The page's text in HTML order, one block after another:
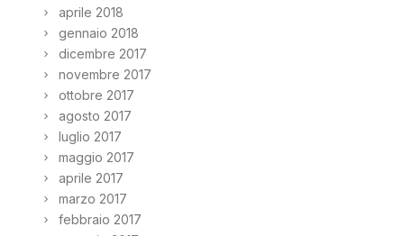
aprile 2018
gennaio 2018
dicembre 2017
novembre 2017
ottobre 2017
agosto 2017
luglio 2017
maggio 2017
aprile 2017
marzo 2017
febbraio 2017